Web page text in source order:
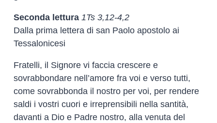
Seconda lettura 1Ts 3,12-4,2
Dalla prima lettera di san Paolo apostolo ai
Tessalonicesi
Fratelli, il Signore vi faccia crescere e
sovrabbondare nell’amore fra voi e verso tutti,
come sovrabbonda il nostro per voi, per rendere
saldi i vostri cuori e irreprensibili nella santità,
davanti a Dio e Padre nostro, alla venuta del